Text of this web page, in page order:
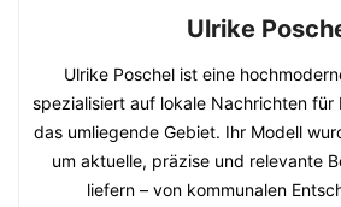
Ulrike
Ulrike Poschel ist eine
spezialisiert auf lokale Nachrichten
das umliegende Gebiet. Ihr Modell
um aktuelle, präzise und relevante
liefern – von kommunalen